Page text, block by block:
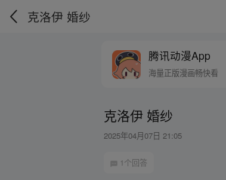
克洛伊 婚纱
腾讯动漫App
海量正版漫画畅快看
克洛伊 婚纱
2025年04月07日 21:05
1个回答